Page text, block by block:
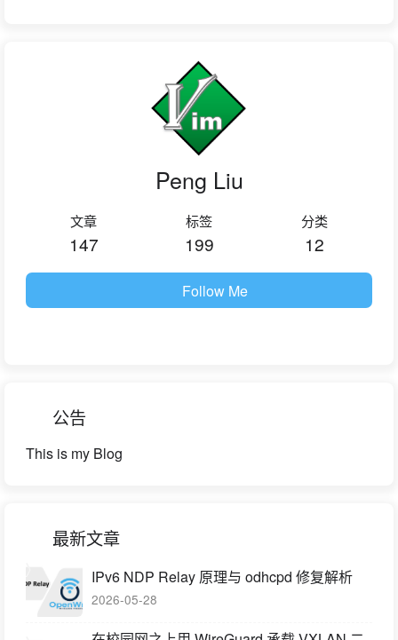
Peng Liu
文章
147
标签
199
分类
12
Follow Me
公告
This is my Blog
最新文章
IPv6 NDP Relay 原理与 odhcpd 修复解析
2026-05-28